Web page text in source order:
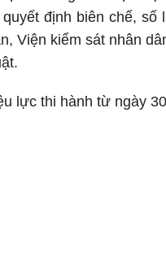
định biên chế,
Viện kiểm sát nhân
lực thi hành từ ngày